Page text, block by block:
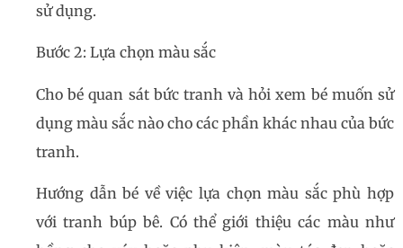
sử dụng.
Bước 2: Lựa chọn màu sắc
Cho bé quan sát bức tranh và hỏi xem bé muốn sử
dụng màu sắc nào cho các phần khác nhau của bức
tranh.
Hướng dẫn bé về việc lựa chọn màu sắc phù hợp
với tranh búp bê. Có thể giới thiệu các màu như